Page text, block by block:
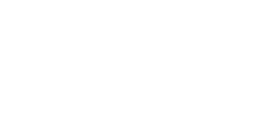
a pizza pro noční mlsání. Bar je dobře zásoben velkým
V restauraci Filoxenia se také 2x týdně konají
hosté mohou pochutnat na různých řeckých pokrmech